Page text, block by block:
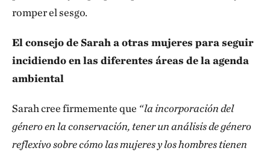
romper el sesgo.
El consejo de Sarah a otras mujeres para seguir
incidiendo en las diferentes áreas de la agenda
ambiental
Sarah cree firmemente que “la incorporación del
género en la conservación, tener un análisis de género
reflexivo sobre cómo las mujeres y los hombres tienen